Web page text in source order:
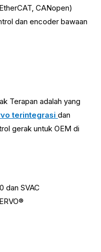
CANopen)
dan encoder bawaan
Terapan adalah yang
terintegrasi dan
gerak untuk OEM di
dan SVAC